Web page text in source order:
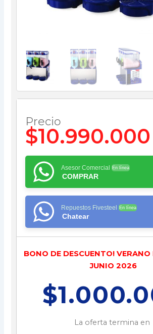
Precio
$10.990.000
Asesor Comercial En línea
COMPRAR
Repuestos Fivesteel En línea
Chatear
BONO DE DESCUENTO! VERANO
JUNIO 2026
La oferta termina en